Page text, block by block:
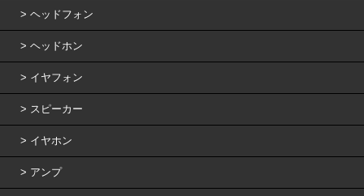
ヘッドフォン
ヘッドホン
イヤフォン
スピーカー
イヤホン
アンプ